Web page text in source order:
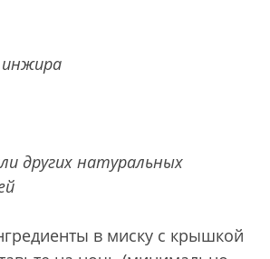
инжира
других натуральных
в миску с крышкой